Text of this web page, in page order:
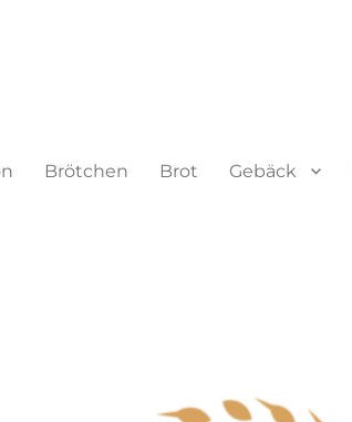
Brötchen Brot Gebäck